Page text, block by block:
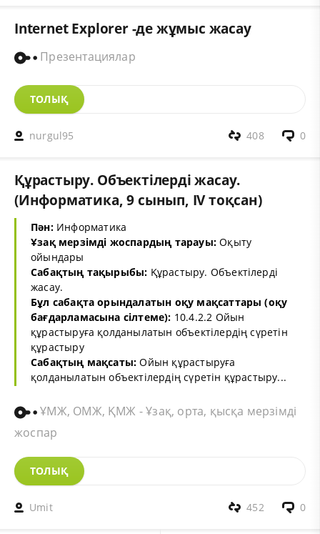
Internet Explorer -де жұмыс жасау
Презентациялар
ТОЛЫҚ
nurgul95 0
408
Құрастыру. Объектілерді жасау.
(Информатика, 9 сынып, IV тоқсан)
Пән:Информатика
Ұзақ мерзімді жоспардың тарауы:Оқыту
ойындары
Сабақтың тақырыбы: Құрастыру. Объектілерді
жасау.
Бұл сабақта орындалатын оқу мақсаттары (оқу
бағдарламасына сілтеме): 10.4.2.2 Ойын
құрастыруға қолданылатын объектілердің сүретін
құрастыру
Сабақтың мақсаты:Ойын құрастыруға
қолданылатын объектілердің сүретін құрастыру...
ҰМЖ, ОМЖ, ҚМЖ - Ұзақ, орта, қысқа мерзімді
жоспар
ТОЛЫҚ
Umit 0
452